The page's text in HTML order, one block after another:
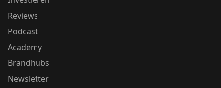
Reviews
Podcast
Academy
Brandhubs
Newsletter